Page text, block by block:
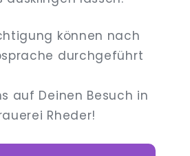
können nach
durchgeführt
auf Deinen Besuch in
Rheder!